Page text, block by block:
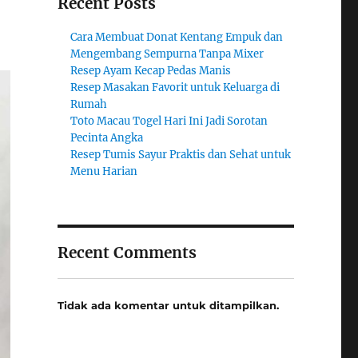
Cara Membuat Donat Kentang Empuk dan
Mengembang Sempurna Tanpa Mixer
Resep Ayam Kecap Pedas Manis
Resep Masakan Favorit untuk Keluarga di
Rumah
Toto Macau Togel Hari Ini Jadi Sorotan
Pecinta Angka
Resep Tumis Sayur Praktis dan Sehat untuk
Menu Harian
Recent Comments
Tidak ada komentar untuk ditampilkan.